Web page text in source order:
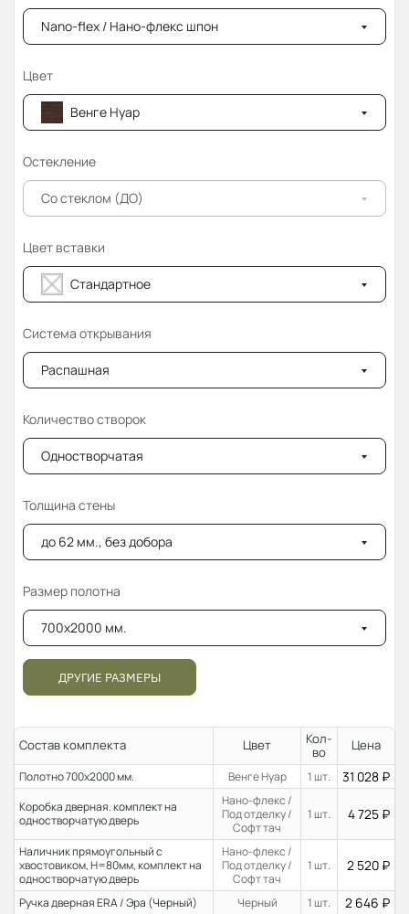
Nano-flex / Нано-флекс шпон
Цвет
Венге Нуар
Остекление
Со стеклом (ДО)
Цвет вставки
Стандартное
Система открывания
Распашная
Количество створок
Одностворчатая
Толщина стены
до 62 мм., без добора
Размер полотна
700x2000 мм.
ДРУГИЕ РАЗМЕРЫ
Состав комплекта Цвет
Кол-
во
Цена
Полотно 700x2000 мм. Венге Нуар 1 шт. 31 028 ₽
Коробка дверная. комплект на
одностворчатую дверь
Нано-флекс /
Под отделку /
Софт тач
1 шт. 4 725 ₽
Наличник прямоугольный с
хвостовиком, H=80мм, комплект на
одностворчатую дверь
Нано-флекс /
Под отделку /
Софт тач
1 шт. 2 520 ₽
Ручка дверная ERA / Эра (Черный) Черный 1 шт. 2 646 ₽